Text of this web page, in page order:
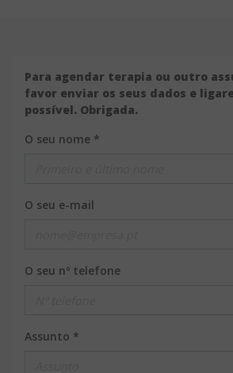
Para agendar terapia ou outro
favor enviar os seus dados e
possível. Obrigada.
O seu nome *
O seu e-mail
O seu nº telefone
Assunto *